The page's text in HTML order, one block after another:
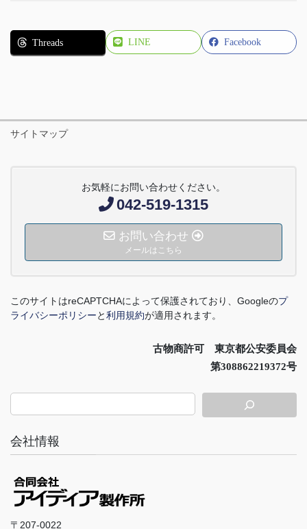
Facebook
Threads LINE
サイトマップ
お気軽にお問い合わせください。
042-519-1315
お問い合わせ
メールはこちら
このサイトはreCAPTCHAによって保護されており、 Googleのプ
ライバシーポリシーと利用規約が適用されます。
古物商許可 東京都公安委員会
第308862219372号
会社情報
〒207-0022